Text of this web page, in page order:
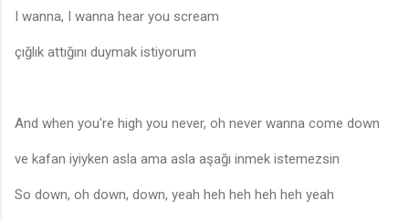
I wanna, I wanna hear you scream
çığlık attığını duymak istiyorum
And when you're high you never, oh never wanna come down
ve kafan iyiyken asla ama asla aşağı inmek istemezsin
So down, oh down, down, yeah heh heh heh heh yeah